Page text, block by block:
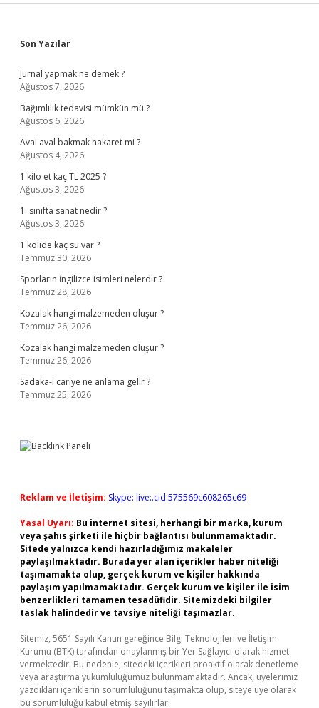
Sidebar
Son Yazılar
Jurnal yapmak ne demek ?
Ağustos 7, 2026
Bağımlılık tedavisi mümkün mü ?
Ağustos 6, 2026
Aval aval bakmak hakaret mi ?
Ağustos 4, 2026
1 kilo et kaç TL 2025 ?
Ağustos 3, 2026
1. sınıfta sanat nedir ?
Ağustos 3, 2026
1 kolide kaç su var ?
Temmuz 30, 2026
Sporların İngilizce isimleri nelerdir ?
Temmuz 28, 2026
Kozalak hangi malzemeden oluşur ?
Temmuz 26, 2026
Kozalak hangi malzemeden oluşur ?
Temmuz 26, 2026
Sadaka-i cariye ne anlama gelir ?
Temmuz 25, 2026
Reklam ve İletişim: Skype: live:.cid.575569c608265c69
Yasal Uyarı: Bu internet sitesi, herhangi bir marka, kurum
veya şahıs şirketi ile hiçbir bağlantısı bulunmamaktadır.
Sitede yalnızca kendi hazırladığımız makaleler
paylaşılmaktadır. Burada yer alan içerikler haber niteliği
taşımamakta olup, gerçek kurum ve kişiler hakkında
paylaşım yapılmamaktadır. Gerçek kurum ve kişiler ile isim
benzerlikleri tamamen tesadüfidir. Sitemizdeki bilgiler
taslak halindedir ve tavsiye niteliği taşımazlar.
Sitemiz, 5651 Sayılı Kanun gereğince Bilgi Teknolojileri ve İletişim
Kurumu (BTK) tarafından onaylanmış bir Yer Sağlayıcı olarak hizmet
vermektedir. Bu nedenle, sitedeki içerikleri proaktif olarak denetleme
veya araştırma yükümlülüğümüz bulunmamaktadır. Ancak, üyelerimiz
yazdıkları içeriklerin sorumluluğunu taşımakta olup, siteye üye olarak
bu sorumluluğu kabul etmiş sayılırlar.